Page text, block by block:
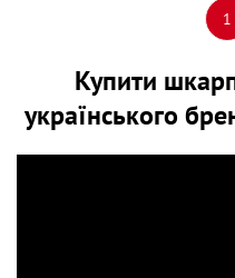
1
Купити
українського